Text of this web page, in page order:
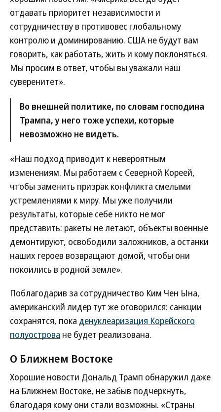
отдавать приоритет независимости и
сотрудничеству в противовес глобальному
контролю и доминированию. США не будут вам
говорить, как работать, жить и кому поклоняться.
Мы просим в ответ, чтобы вы уважали наш
суверенитет».
Во внешней политике, по словам господина
Трампа, у него тоже успехи, которые
невозможно не видеть.
«Наш подход приводит к невероятным
изменениям. Мы работаем с Северной Кореей,
чтобы заменить призрак конфликта смелыми
устремлениями к миру. Мы уже получили
результаты, которые себе никто не мог
представить: ракеты не летают, объекты военные
демонтируют, освободили заложников, а останки
наших героев возвращают домой, чтобы они
покоились в родной земле».
Поблагодарив за сотрудничество Ким Чен Ына,
американский лидер тут же оговорился: санкции
сохранятся, пока денуклеаризация Корейского
полуострова не будет реализована.
О Ближнем Востоке
Хорошие новости Дональд Трамп обнаружил даже
на Ближнем Востоке, не забыв подчеркнуть,
благодаря кому они стали возможны. «Страны